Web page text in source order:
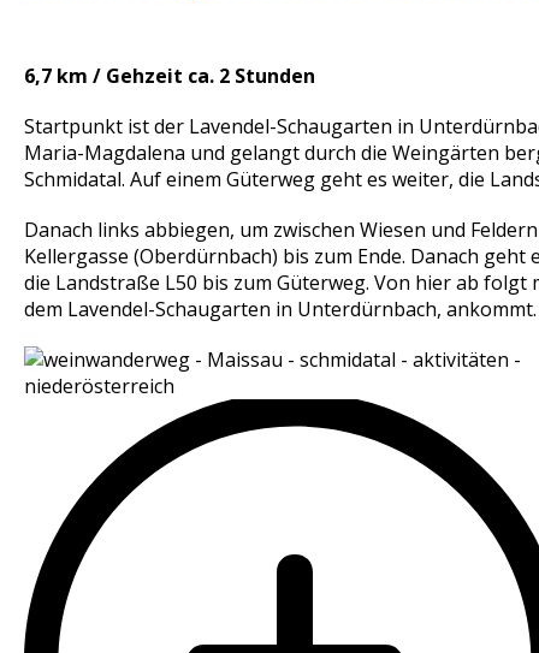
6,7 km / Gehzeit ca. 2 Stunden
Startpunkt ist der Lavendel-Schaugarten in
Maria-Magdalena und gelangt durch die Weingärten
Schmidatal. Auf einem Güterweg geht es weiter, die
Danach links abbiegen, um zwischen Wiesen und
Kellergasse (Oberdürnbach) bis zum Ende. Danach
die Landstraße L50 bis zum Güterweg. Von hier ab
dem Lavendel-Schaugarten in Unterdürnbach, ankommt.